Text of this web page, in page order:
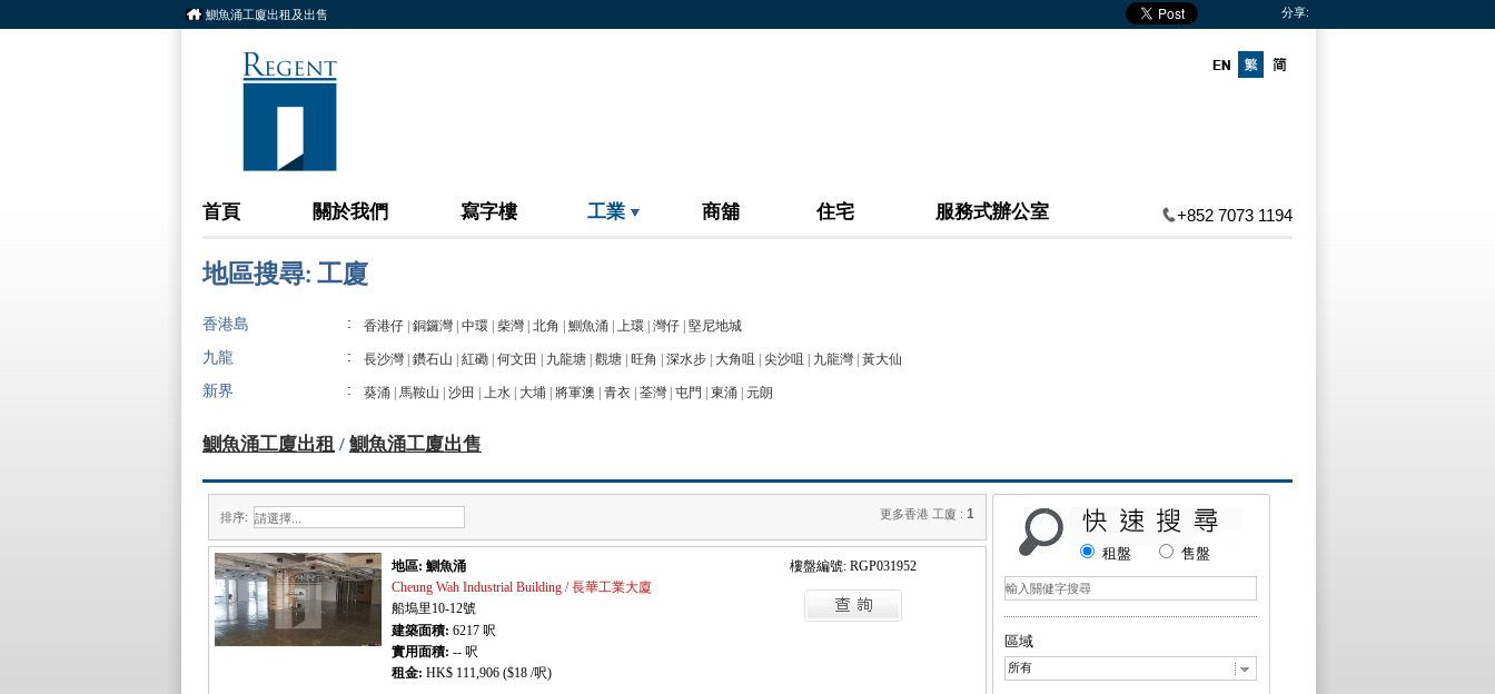
鰂魚涌工廈出租及出售 分享:
首頁 關於我們 寫字樓 工業 商舖 住宅 服務式辦公室 +852 7073 1194
地區搜尋: 工廈
香港島 : 香港仔 銅鑼灣 中環 柴灣 北角 鰂魚涌 上環 灣仔 堅尼地城
九龍 : 長沙灣 鑽石山 紅磡 何文田 九龍塘 觀塘 旺角 深水步 大角咀 尖沙咀 九龍灣 黃大仙
新界 : 葵涌 馬鞍山 沙田 上水 大埔 將軍澳 青衣 荃灣 屯門 東涌 元朗
鰂魚涌工廈出租 / 鰂魚涌工廈出售
排序: 更多香港 工廈 : 1
地區: 鰂魚涌
樓盤編號: RGP031952
Cheung Wah Industrial Building / 長華工業大廈
船塢里10-12號
建築面積: 6217 呎
實用面積: -- 呎
租金: HK$ 111,906 ($18 /呎)
租盤 售盤
區域
所有